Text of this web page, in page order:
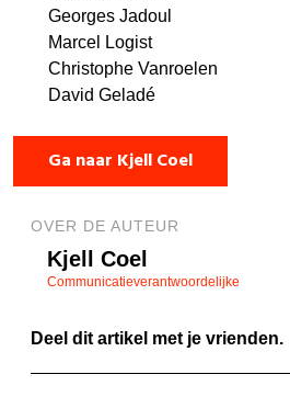
Georges Jadoul
Marcel Logist
Christophe Vanroelen
David Geladé
Ga naar Kjell Coel
OVER DE AUTEUR
Kjell Coel
Communicatieverantwoordelijke
Deel dit artikel met je vrienden.